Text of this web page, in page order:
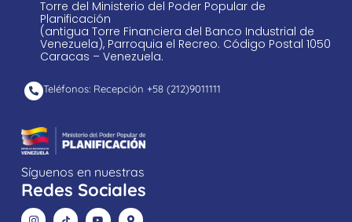
Torre del Ministerio del Poder Popular de
Planificación
(antigua Torre Financiera del Banco Industrial de
Venezuela), Parroquia el Recreo. Código Postal 1050
Caracas – Venezuela.
Teléfonos: Recepción +58 ​(212)9011111
Síguenos en nuestras
Redes Sociales